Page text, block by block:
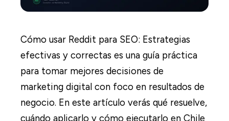
Cómo usar Reddit para SEO: Estrategias
efectivas y correctas es una guía práctica
para tomar mejores decisiones de
marketing digital con foco en resultados de
negocio. En este artículo verás qué resuelve,
cuándo aplicarlo y cómo ejecutarlo en Chile